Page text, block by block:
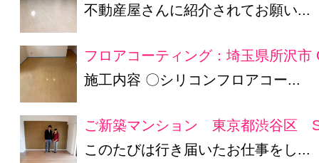
不動産屋さんに紹介されてお願い...
フロアコーティング：埼玉県所沢市
施工内容 〇シリコンフロアコー...
ご新築マンション 東京都渋谷区
このたびは行き届いたお仕事をし...